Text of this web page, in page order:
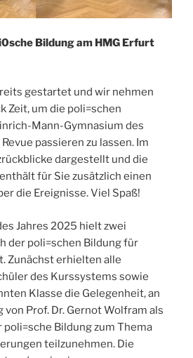
Bildung am HMG Erfurt
gestartet und wir nehmen
Zeit, um die poli=schen
Mann-Gymnasium des
passieren zu lassen. Im
dargestellt und die
für Sie zusätzlich einen
die Ereignisse. Viel Spaß!
Jahres 2025 hielt zwei
der poli=schen Bildung für
Zunächst erhielten alle
des Kurssystems sowie
Klasse die Gelegenheit, an
Prof. Dr. Gernot Wolfram als
poli=sche Bildung zum Thema
teilzunehmen. Die